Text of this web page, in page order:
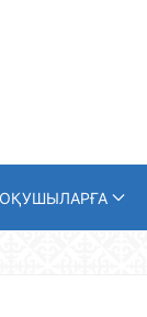
ОҚУШЫЛАРҒА